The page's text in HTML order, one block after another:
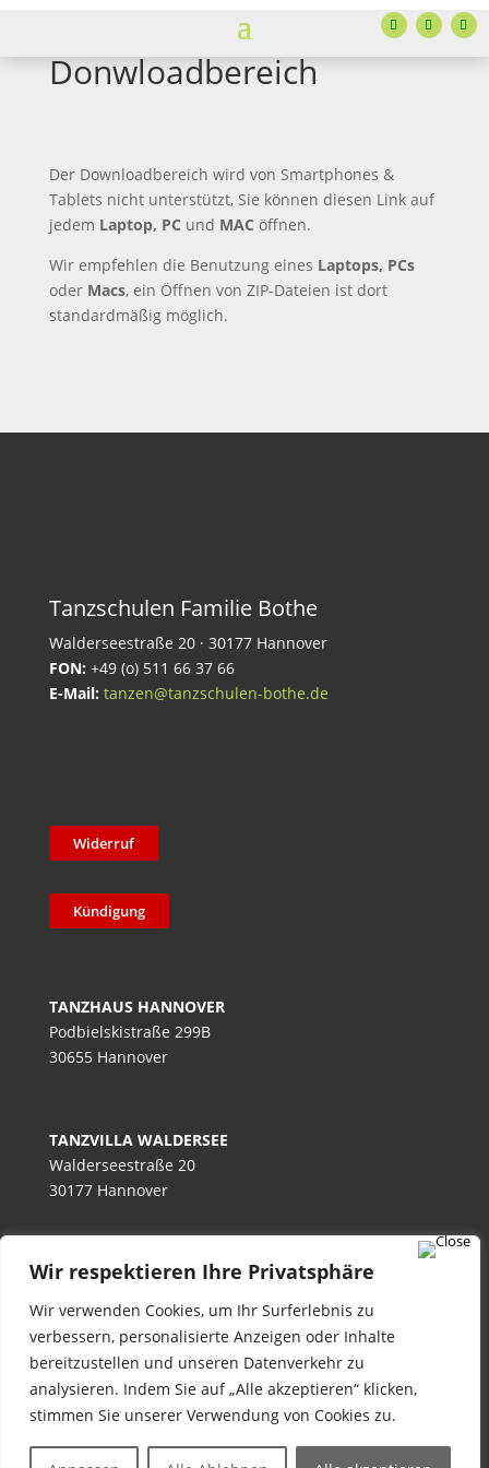
Wir respektieren Ihre Privatsphäre
Wir verwenden Cookies, um Ihr Surferlebnis zu
verbessern, personalisierte Anzeigen oder Inhalte
bereitzustellen und unseren Datenverkehr zu
analysieren. Indem Sie auf „Alle akzeptieren“ klicken,
stimmen Sie unserer Verwendung von Cookies zu.
Donwloadbereich
Der Downloadbereich wird von Smartphones &
Tablets nicht unterstützt, Sie können diesen Link auf
jedem Laptop, PC und MAC öffnen.
Wir empfehlen die Benutzung eines Laptops, PCs
oder Macs, ein Öffnen von ZIP-Dateien ist dort
standardmäßig möglich.
Tanzschulen Familie Bothe
Walderseestraße 20 · 30177 Hannover
FON: +49 (o) 511 66 37 66
E-Mail: tanzen@tanzschulen-bothe.de
Widerruf
Kündigung
TANZHAUS HANNOVER
Podbielskistraße 299B
30655 Hannover
TANZVILLA WALDERSEE
Walderseestraße 20
30177 Hannover
TANZHAUS BURGWEDEL
30938 Burgwedel